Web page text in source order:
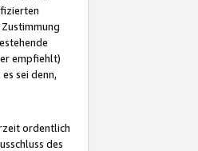
empfiehlt)
sei denn,
ordentlich
des